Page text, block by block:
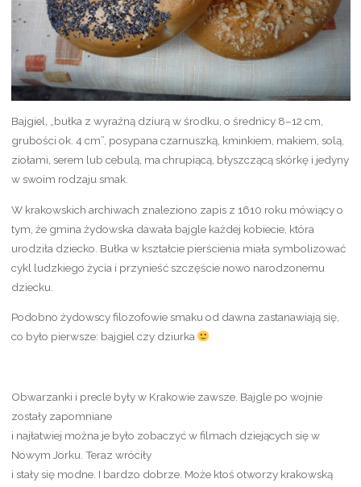
Bajgiel, „bułka z wyraźną dziurą w środku, o średnicy 8–12 cm,
grubości ok. 4 cm”, posypana czarnuszką, kminkiem, makiem, solą,
ziołami, serem lub cebulą, ma chrupiącą, błyszczącą skórkę i jedyny
w swoim rodzaju smak.
W krakowskich archiwach znaleziono zapis z 1610 roku mówiący o
tym, że gmina żydowska dawała bajgle każdej kobiecie, która
urodziła dziecko. Bułka w kształcie pierścienia miała symbolizować
cykl ludzkiego życia i przynieść szczęście nowo narodzonemu
dziecku.
Podobno żydowscy filozofowie smaku od dawna zastanawiają się,
co było pierwsze: bajgiel czy dziurka
Obwarzanki i precle były w Krakowie zawsze. Bajgle po wojnie
zostały zapomniane
i najłatwiej można je było zobaczyć w filmach dziejących się w
Nowym Jorku. Teraz wróciły
i stały się modne. I bardzo dobrze. Może ktoś otworzy krakowską